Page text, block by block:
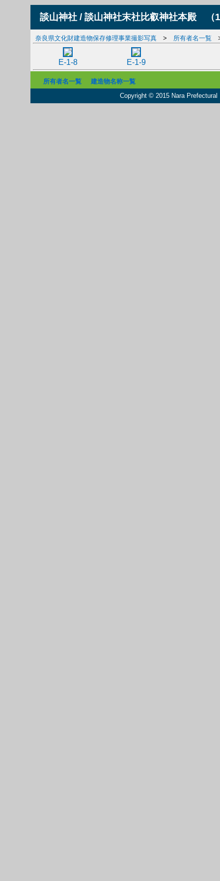
談山神社 / 談山神社末社比叡神社本殿
奈良県文化財建造物保存修理事業撮影写真 > 所有者名一覧
E-1-8 E-1-9
所有者名一覧
建造物名称一覧
Copyright © 2015 Nara